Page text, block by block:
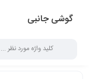
گوشی جانبی